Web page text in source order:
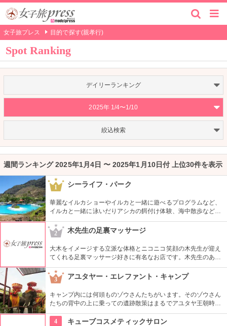
女子旅プレス 目的で探す(親孝行)
Spot Ranking
デイリーランキング
2025年 1/4〜1/10
絞込検索
週間ランキング 2025年1月4日 〜 2025年1月10日付 上位30件を表示
1 シーライフ・パーク
華麗なイルカショーやイルカと一緒に遊べるプログラムなど、
イルカと一緒に泳いだりアシカの餌付け体験、海中散歩など、
家族で遊べるアトラクションがいっぱい。おみやげにイルカの
ヌイグルミやTシャツなどオリジナルグッズも人気です。
2 木先生の足裏マッサージ
大木をイメージする立派な体格とニコニコ笑顔の木先生が迎え
てくれる足裏マッサージ好きに有名なお店です。木先生のあた
たかい手から繰り出されるマッサージで「いてーっ！」と叫ん
でみてください（笑）
3 アユタヤー・エレファント・キャンプ
キャンプ内には何頭ものゾウさんたちがいます。そのゾウさん
たちの背中の上に乗っての遺跡散策はまるでアユタヤ王朝時代
にタイムスリップしたかのような気持ちにさせてくれるでしょ
う。
4 キューブコスメティックサロン